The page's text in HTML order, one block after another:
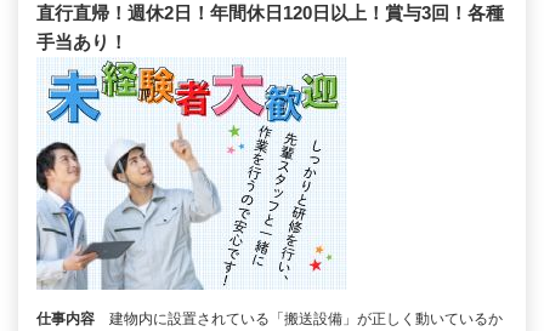
直行直帰！週休2日！年間休日120日以上！賞与3回！各種
手当あり！
仕事内容
建物内に設置されている「搬送設備」が正しく動いているか